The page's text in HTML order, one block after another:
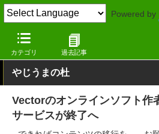
Powered by
カテゴリ 過去記事
窓の杜 インターネット
やじうまの杜
Vectorのオンラインソフト作
サービスが終了へ